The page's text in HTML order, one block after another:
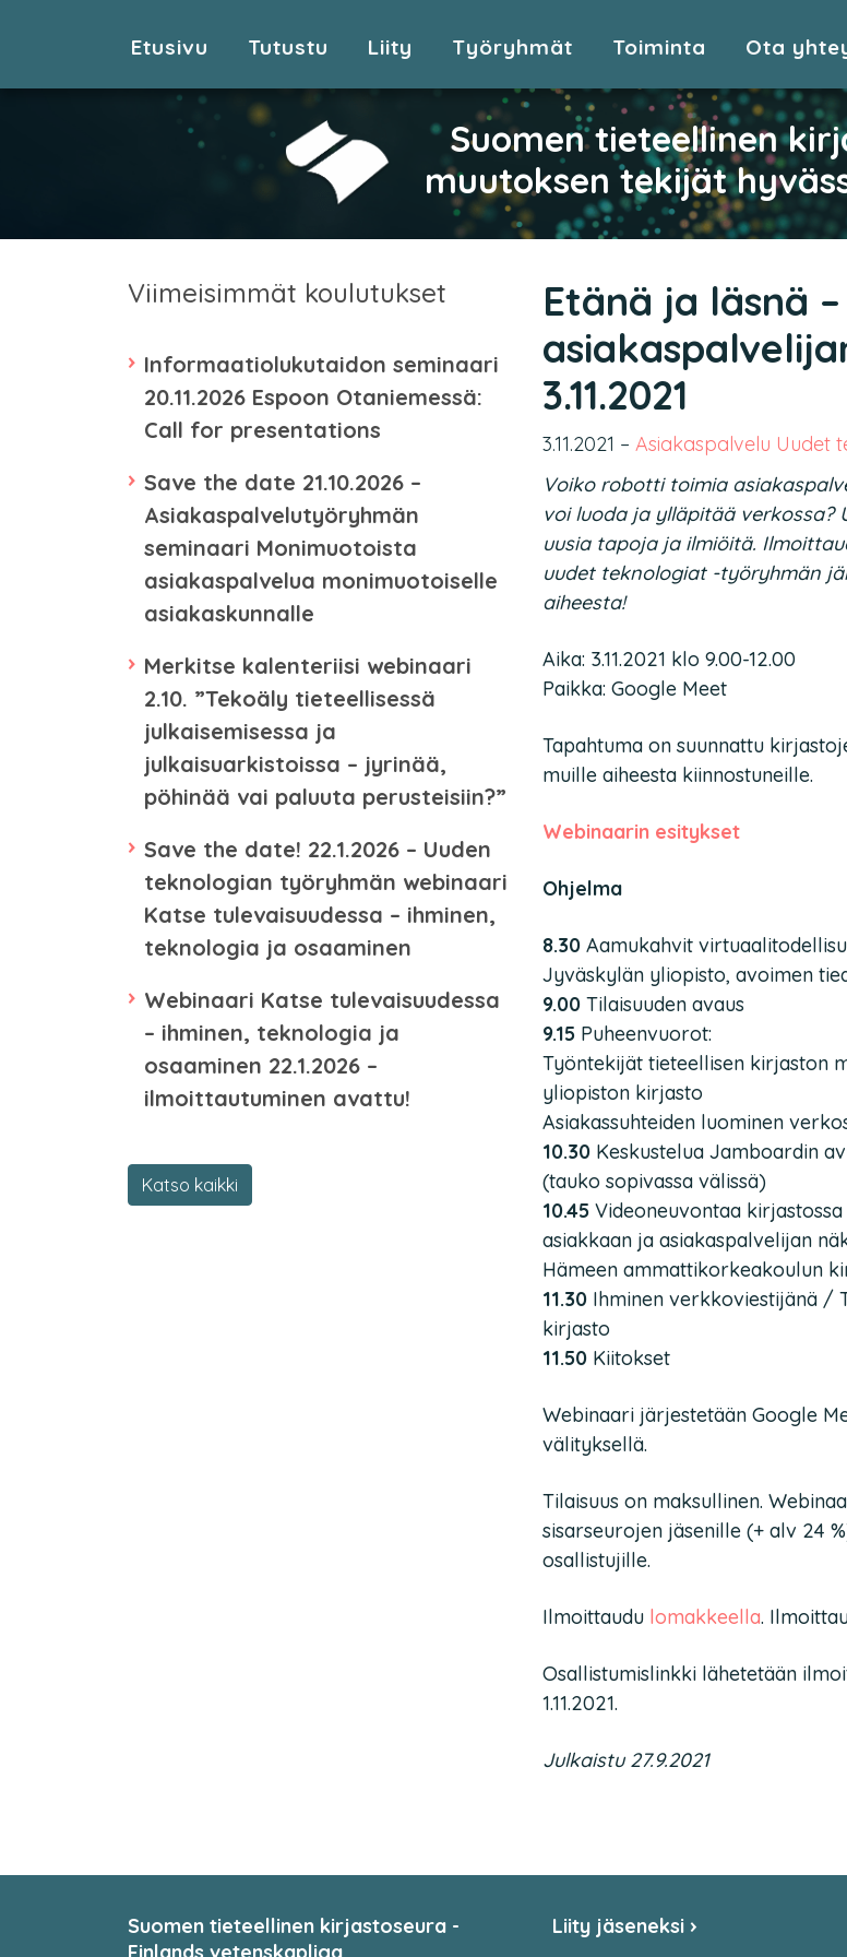
Etusivu Tutustu Liity Työryhmät Toiminta Ota
Suomen tieteellinen
muutoksen tekijät
Viimeisimmät koulutukset
Informaatiolukutaidon seminaari
20.11.2026 Espoon Otaniemessä:
Call for presentations
Save the date 21.10.2026 –
Asiakaspalvelutyöryhmän
seminaari Monimuotoista
asiakaspalvelua monimuotoiselle
asiakaskunnalle
Merkitse kalenteriisi webinaari
2.10. ”Tekoäly tieteellisessä
julkaisemisessa ja
julkaisuarkistoissa – jyrinää,
pöhinää vai paluuta perusteisiin?”
Save the date! 22.1.2026 – Uuden
teknologian työryhmän webinaari
Katse tulevaisuudessa – ihminen,
teknologia ja osaaminen
Webinaari Katse tulevaisuudessa
– ihminen, teknologia ja
osaaminen 22.1.2026 –
ilmoittautuminen avattu!
Katso kaikki
Etänä ja läsnä
3.11.2021
3.11.2021 – Asiakaspalvelu Uudet
Voiko robotti toimia
voi luoda ja ylläpitää verkossa?
uusia tapoja ja ilmiöitä.
uudet teknologiat -työryhmän
aiheesta!
Aika: 3.11.2021 klo 9.00-12.00
Paikka: Google Meet
Tapahtuma on suunnattu
muille aiheesta kiinnostuneille.
Webinaarin esitykset
Ohjelma
8.30Aamukahvit
Jyväskylän yliopisto, avoimen
9.00Tilaisuuden avaus
9.15Puheenvuorot:
Työntekijät tieteellisen kirjaston
yliopiston kirjasto
Asiakassuhteiden luominen
10.30Keskustelua Jamboardin
(tauko sopivassa välissä)
10.45Videoneuvontaa
asiakkaan ja asiakaspalvelijan
Hämeen ammattikorkeakoulun
11.30Ihminen verkkoviestijänä /
kirjasto
11.50Kiitokset
Webinaari järjestetään Google
välityksellä.
Tilaisuus on maksullinen.
sisarseurojen jäsenille (+ alv 24
osallistujille.
Ilmoittaudu lomakkeella.
Osallistumislinkki lähetetään
1.11.2021.
Julkaistu 27.9.2021
Suomen tieteellinen kirjastoseura -
Liity jäseneksi